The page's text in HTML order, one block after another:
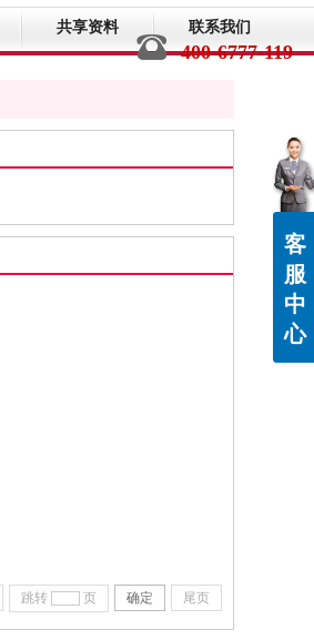
400-6777-119
共享资料 联系我们
跳转 页 确定 尾页
客
服
中
心